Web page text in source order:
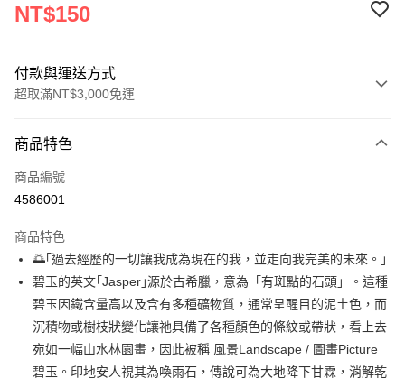
NT$150
付款與運送方式
超取滿NT$3,000免運
信用卡一次付款
超商取貨付款
Apple Pay
街口支付
悠遊付
ATM付款
商品特色
商品編號
4586001
商品特色
🌅｢過去經歷的一切讓我成為現在的我，並走向我完美的未來。｣󠀠
碧玉的英文｢Jasper｣源於古希臘，意為「有斑點的石頭」。這種
碧玉因鐵含量高以及含有多種礦物質，通常呈醒目的泥土色，而
沉積物或樹枝狀變化讓祂具備了各種顏色的條紋或帶狀，看上去
宛如一幅山水林園畫，因此被稱 風景Landscape / 圖畫Picture
碧玉。印地安人視其為喚雨石，傳說可為大地降下甘霖，消解乾